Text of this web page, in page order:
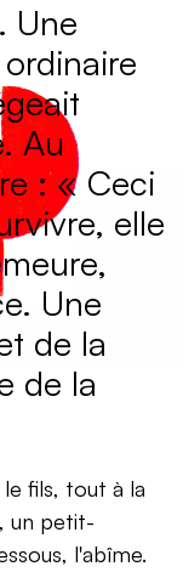
Une
Au
: « Ceci
elle
Une
de la
de la
fils, tout à la
un petit-
l'abîme.